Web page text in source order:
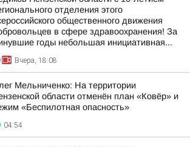
отделения этого
общественного движения
в сфере здравоохранения! За
годы небольшая инициативная...
Вчера, 18:08
Мельниченко: На территории
области отменён план «Ковёр» и
«Беспилотная опасность»
04:54